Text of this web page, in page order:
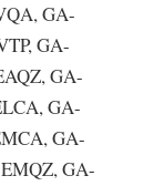
GA-
GA-
GA-
GA-
GA-
GA-